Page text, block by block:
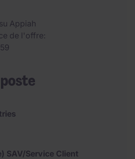
Appiah
de l'offre
SAV/Service Client